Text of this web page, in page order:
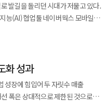
. 이 같은 움직임은
바X’를 기반으로 쇼핑 추천과 광고
끌어올리고 있다. 해외에서는
경까지 AI 중심으로 재설계하는 ‘AI
과 공공망 기준에서 같은 등급의
암호 체계로 평가받는
정부 중앙부처 대상 서비스를
도화되고 보안 체계는 한층 더
발길을 돌리던 시대가 저물고 있다.
능(AI) 협업툴 네이버웍스 모바일
같던 공공기관의 망분리 정책과
시스템 접근은 사실상 금기시됐다.
의 흐름 속에서 장소에 갇힌 행정은
만 가능했던 내부 메일 확인과 문서
성과
성장에 힘입어 두 자릿수 매출
폭은 상대적으로 제한된 것으로